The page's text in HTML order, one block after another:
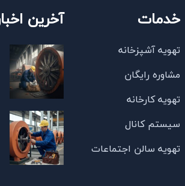
خدمات
تهویه آشپزخانه
مشاوره رایگان
تهویه کارخانه
سیستم کانال
تهویه سالن اجتماعات
آخرین